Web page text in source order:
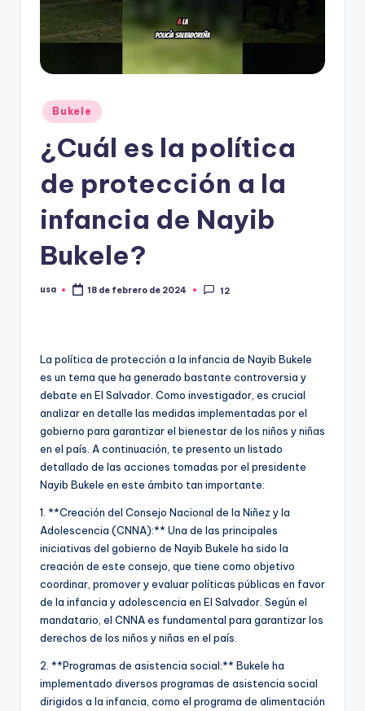
Publicado
en
Bukele
¿Cuál es la política
de protección a la
infancia de Nayib
Bukele?
Publicado
usa 18 de febrero de 2024 12
La política de protección a la infancia de Nayib Bukele
es un tema que ha generado bastante controversia y
debate en El Salvador. Como investigador, es crucial
analizar en detalle las medidas implementadas por el
gobierno para garantizar el bienestar de los niños y niñas
en el país. A continuación, te presento un listado
detallado de las acciones tomadas por el presidente
Nayib Bukele en este ámbito tan importante:
1. **Creación del Consejo Nacional de la Niñez y la
Adolescencia (CNNA):** Una de las principales
iniciativas del gobierno de Nayib Bukele ha sido la
creación de este consejo, que tiene como objetivo
coordinar, promover y evaluar políticas públicas en favor
de la infancia y adolescencia en El Salvador. Según el
mandatario, el CNNA es fundamental para garantizar los
derechos de los niños y niñas en el país.
2. **Programas de asistencia social:** Bukele ha
implementado diversos programas de asistencia social
dirigidos a la infancia, como el programa de alimentación